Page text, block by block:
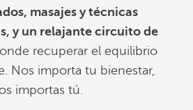
masajes y técnicas
y un relajante circuito de
recuperar el equilibrio
Nos importa tu bienestar,
importas tú.